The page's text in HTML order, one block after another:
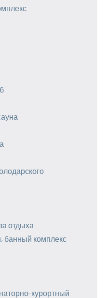
отдыха
банный комплекс
курортный